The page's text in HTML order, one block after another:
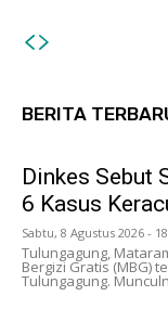
BERITA
Dinkes Sebut
6 Kasus
Sabtu, 8 Agustus 2026 -
Tulungagung,
Bergizi Gratis (MBG)
Tulungagung.